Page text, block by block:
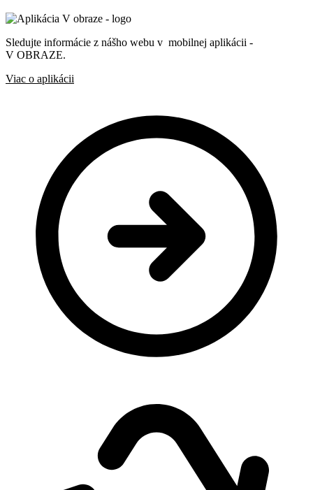
Sledujte informácie z nášho webu v mobilnej aplikácii -
V OBRAZE.
Viac o aplikácii